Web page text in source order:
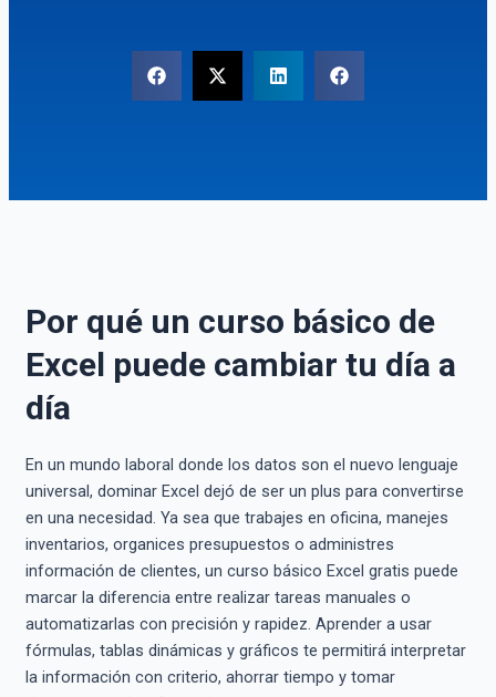
Por qué un curso básico de
Excel puede cambiar tu día a
día
En un mundo laboral donde los datos son el nuevo lenguaje
universal, dominar Excel dejó de ser un plus para convertirse
en una necesidad. Ya sea que trabajes en oficina, manejes
inventarios, organices presupuestos o administres
información de clientes, un curso básico Excel gratis puede
marcar la diferencia entre realizar tareas manuales o
automatizarlas con precisión y rapidez. Aprender a usar
fórmulas, tablas dinámicas y gráficos te permitirá interpretar
la información con criterio, ahorrar tiempo y tomar